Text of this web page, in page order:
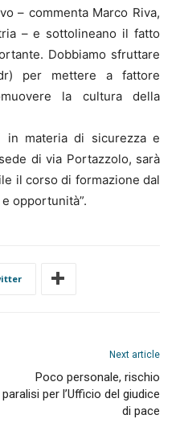
– commenta Marco Riva,
– e sottolineano il fatto
Dobbiamo sfruttare
per mettere a fattore
la cultura della
in materia di sicurezza e
di via Portazzolo, sarà
il corso di formazione dal
opportunità”.
Next article
Poco personale, rischio
paralisi per l’Ufficio del giudice
di pace